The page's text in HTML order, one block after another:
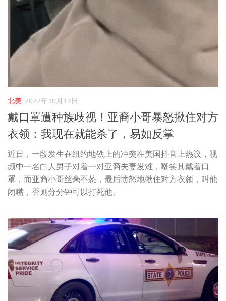
北美 2022年10月17日
戴口罩遭种族歧视！亚裔小哥暴怒揪住对方
衣领：我现在就能杀了，易如反掌
近日，一段发生在纽约地铁上的冲突在美国抖音上热议，视
频中一名白人男子对着一对亚裔夫妻发难，嘲笑其戴着口
罩，而亚裔小哥丝毫不怂，最后愤怒地揪住对方衣领，叫他
闭嘴，否则分分钟可以打死他。